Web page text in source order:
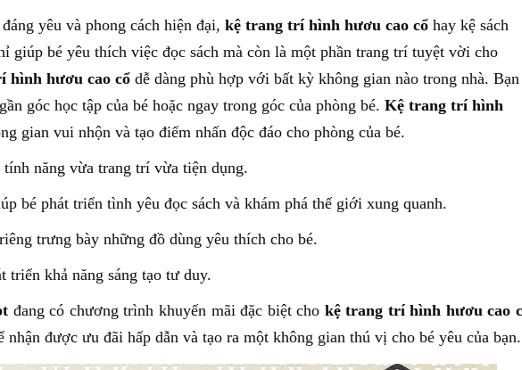
yêu và phong cách hiện đại, kệ trang trí hình hươu cao cổ hay kệ sách
giúp bé yêu thích việc đọc sách mà còn là một phần trang trí tuyệt vời cho
hình hươu cao cổ dễ dàng phù hợp với bất kỳ không gian nào trong nhà. Bạn
góc học tập của bé hoặc ngay trong góc của phòng bé. Kệ trang trí hình
gian vui nhộn và tạo điểm nhấn độc đáo cho phòng của bé.
năng vừa trang trí vừa tiện dụng.
bé phát triển tình yêu đọc sách và khám phá thế giới xung quanh.
trưng bày những đồ dùng yêu thích cho bé.
triển khả năng sáng tạo tư duy.
đang có chương trình khuyến mãi đặc biệt cho kệ trang trí hình hươu cao
nhận được ưu đãi hấp dẫn và tạo ra một không gian thú vị cho bé yêu của bạn.